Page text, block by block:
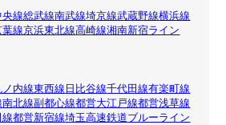
央線総武線南武線埼京線武蔵野線横浜線
葉線京浜東北線高崎線湘南新宿ライン
ノ内線東西線 日比谷線千代田線有楽町線
南北線副都心線都営大江戸線都営浅草線
線都営新宿線埼玉高速鉄道ブルーライン